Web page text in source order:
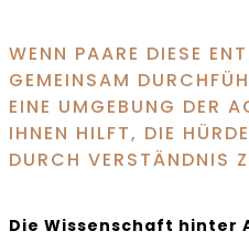
WENN PAARE DIESE
GEMEINSAM
EINE UMGEBUNG DER
IHNEN HILFT, DIE
DURCH VERSTÄNDNIS
Die Wissenschaft hinter